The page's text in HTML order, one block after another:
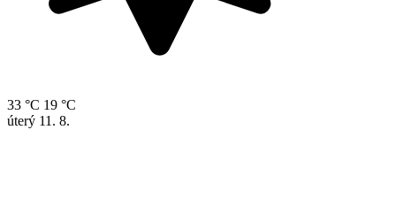
33 °C 19 °C
úterý 11. 8.